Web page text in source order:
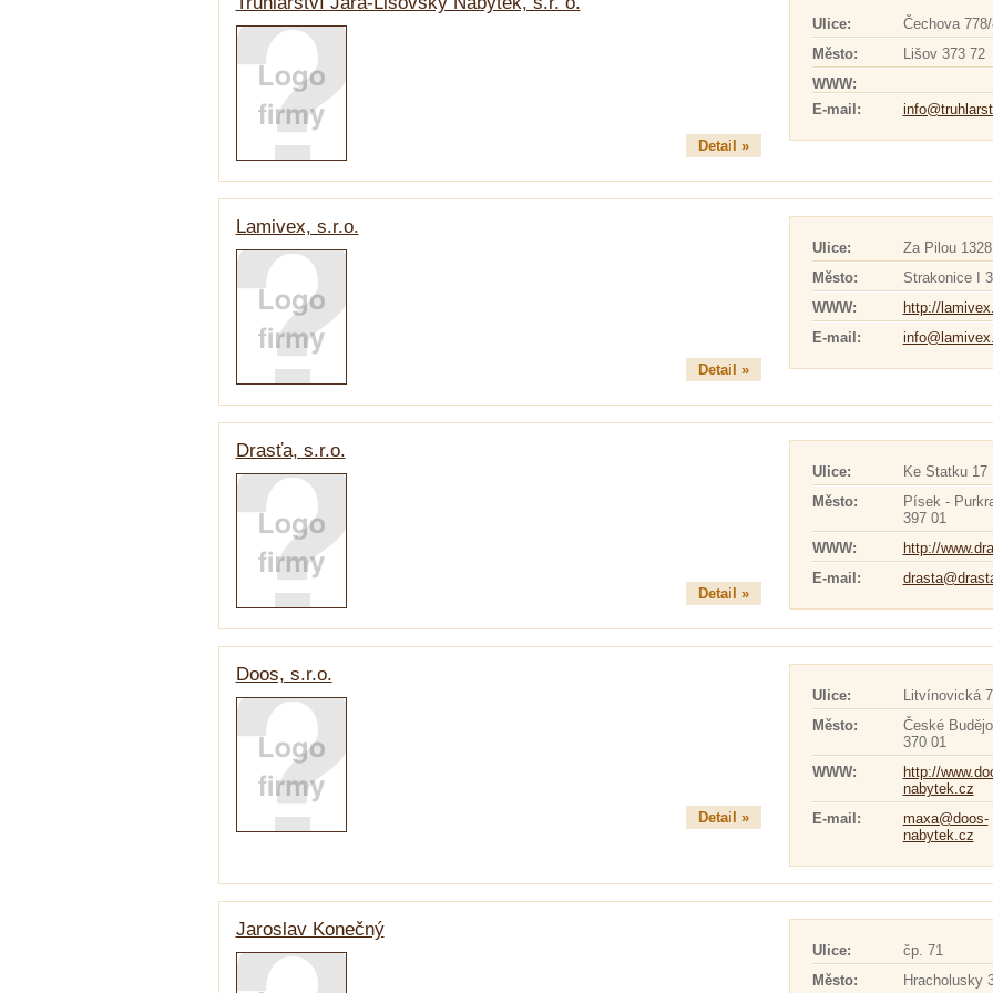
Ulice:
Čechova
Město:
Lišov 373 72
WWW:
E-mail:
Detail »
Lamivex, s.r.o.
Ulice:
Za Pilou 1328
Město:
Strakonice I
WWW:
http://
E-mail:
Detail »
Drasťa, s.r.o.
Ulice:
Ke Statku 17
Město:
Písek -
397 01
WWW:
http://
E-mail:
Detail »
Doos, s.r.o.
Ulice:
Litvínovická 7
Město:
České
370 01
WWW:
http://
nabytek.cz
E-mail:
maxa@doos-
nabytek.cz
Detail »
Jaroslav Konečný
Ulice:
čp. 71
Město:
Hracholusky